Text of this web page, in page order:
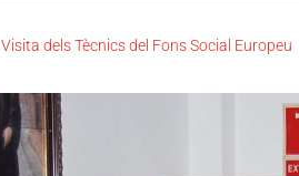
Visita dels Tècnics del Fons Social Europeu